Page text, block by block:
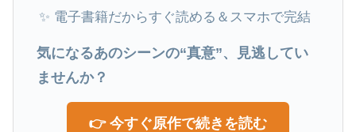
✨ 電子書籍だからすぐ読める＆スマホで完結
気になるあのシーンの“真意”、見逃してい
ませんか？
👉 今すぐ原作で続きを読む